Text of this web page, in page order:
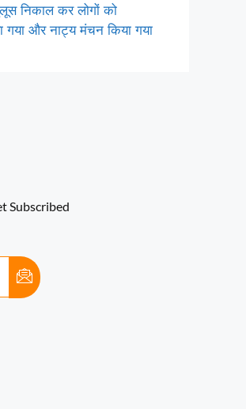
निकाल कर लोगों को
गया और नाट्य मंचन किया गया
Subscribed